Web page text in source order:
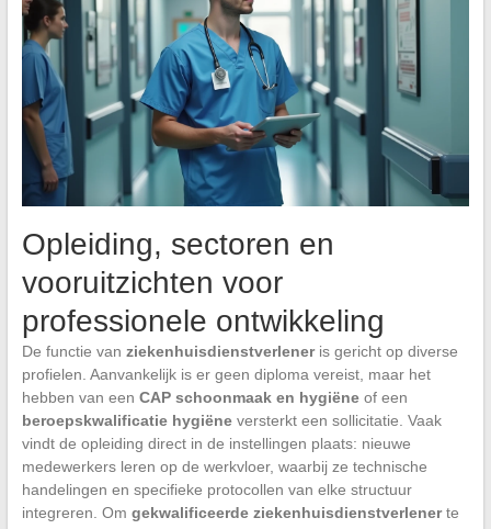
Opleiding, sectoren en
vooruitzichten voor
professionele ontwikkeling
De functie van ziekenhuisdienstverleneris gericht op diverse
profielen. Aanvankelijk is er geen diploma vereist, maar het
hebben van een CAP schoonmaak en hygiëneof een
beroepskwalificatie hygiëneversterkt een sollicitatie. Vaak
vindt de opleiding direct in de instellingen plaats: nieuwe
medewerkers leren op de werkvloer, waarbij ze technische
handelingen en specifieke protocollen van elke structuur
integreren. Om gekwalificeerde ziekenhuisdienstverlenerte